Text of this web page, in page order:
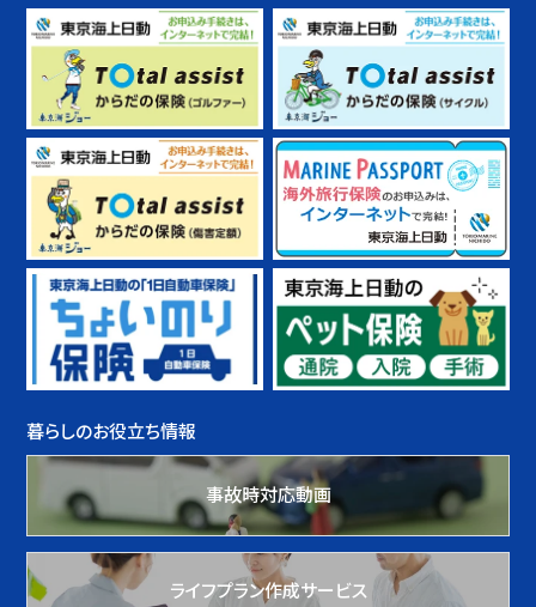
暮らしのお役立ち情報
事故時対応動画
ライフプラン作成サービス